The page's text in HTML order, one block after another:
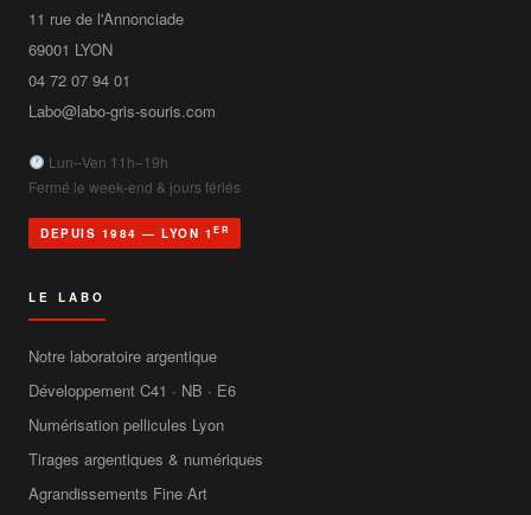
11 rue de l'Annonciade
69001 LYON
04 72 07 94 01
Labo@labo-gris-souris.com
Lun–Ven 11h–19h
Fermé le week-end & jours fériés
DEPUIS 1984 — LYON 1 ER
LE LABO
Notre laboratoire argentique
Développement C41 · NB · E6
Numérisation pellicules Lyon
Tirages argentiques & numériques
Agrandissements Fine Art